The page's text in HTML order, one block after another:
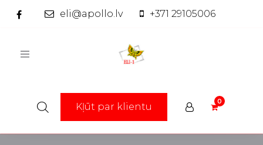
eli@apollo.lv +371 29105006
Toggle
Kļūt par klientu